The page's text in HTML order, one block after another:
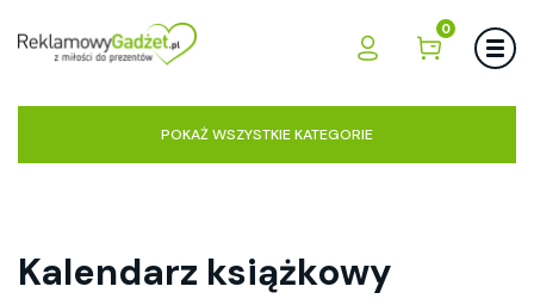
0
POKAŻ WSZYSTKIE KATEGORIE
Kalendarz książkowy